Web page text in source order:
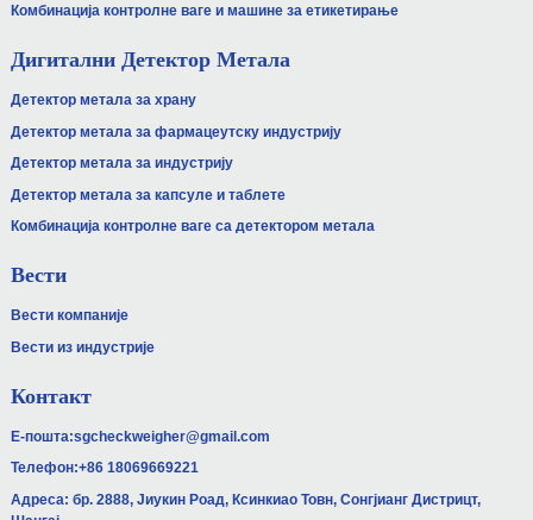
Комбинација контролне ваге и машине за етикетирање
Дигитални Детектор Метала
Детектор метала за храну
Детектор метала за фармацеутску индустрију
Детектор метала за индустрију
Детектор метала за капсуле и таблете
Комбинација контролне ваге са детектором метала
Вести
Вести компаније
Вести из индустрије
Контакт
Е-пошта:sgcheckweigher@gmail.com
Телефон:+86 18069669221
Адреса: бр. 2888, Јиукин Роад, Ксинкиао Товн, Сонгјианг Дистрицт,